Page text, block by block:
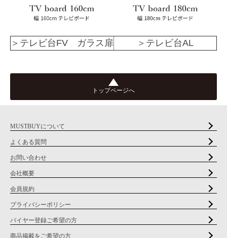
＞テレビ台FV ガラス扉 ＞テレビ台AL
トップページへ
MUSTBUYについて
よくある質問
お問い合わせ
会社概要
会員規約
プライバシーポリシー
バイヤー登録ご希望の方
商品掲載をご希望の方